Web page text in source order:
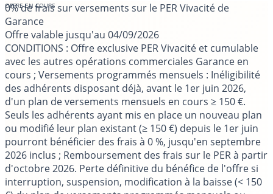
0% de frais sur versements sur le PER Vivacité de
Garance
Offre valable jusqu'au 04/09/2026
CONDITIONS : Offre exclusive PER Vivacité et cumulable
avec les autres opérations commerciales Garance en
cours ; Versements programmés mensuels : Inéligibilité
des adhérents disposant déjà, avant le 1er juin 2026,
d'un plan de versements mensuels en cours ≥ 150 €.
Seuls les adhérents ayant mis en place un nouveau plan
ou modifié leur plan existant (≥ 150 €) depuis le 1er juin
pourront bénéficier des frais à 0 %, jusqu'en septembre
2026 inclus ; Remboursement des frais sur le PER à partir
d'octobre 2026. Perte définitive du bénéfice de l'offre si
interruption, suspension, modification à la baisse (< 150